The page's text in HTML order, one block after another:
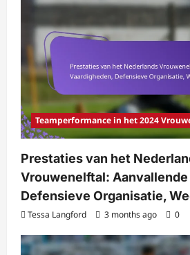
Teamperformance in het 2024
Prestaties van het
Vrouwenelftal:
Defensieve Organisatie,
Tessa Langford 3 months ago 0